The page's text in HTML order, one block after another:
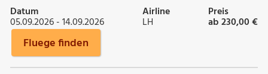
Datum
05.09.2026 - 14.09.2026
Airline
LH
Preis
ab 230,00 €
Fluege finden